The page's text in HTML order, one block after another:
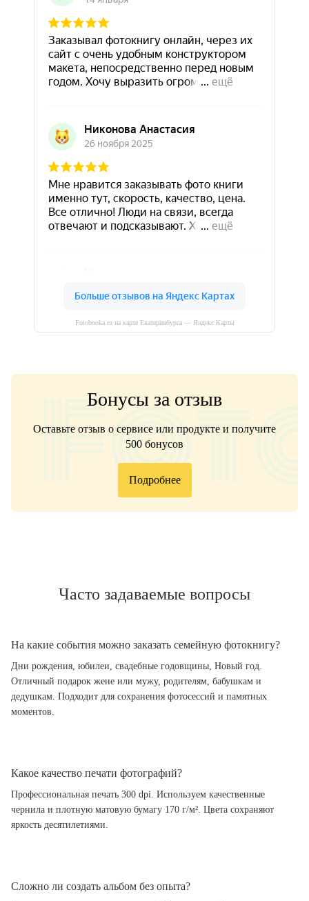
Fotobooka.ru на карте Екатеринбурга — Яндекс Карты
Бонусы за отзыв
Оставьте отзыв о сервисе или продукте и получите
500 бонусов
Подробнее
Часто задаваемые вопросы
На какие события можно заказать семейную фотокнигу?
Дни рождения, юбилеи, свадебные годовщины, Новый год.
Отличный подарок жене или мужу, родителям, бабушкам и
дедушкам. Подходит для сохранения фотосессий и памятных
моментов.
Какое качество печати фотографий?
Профессиональная печать 300 dpi. Используем качественные
чернила и плотную матовую бумагу 170 г/м². Цвета сохраняют
яркость десятилетиями.
Сложно ли создать альбом без опыта?